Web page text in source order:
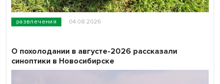
развлечения 04.08.2026
О похолодании в августе-2026 рассказали
синоптики в Новосибирске